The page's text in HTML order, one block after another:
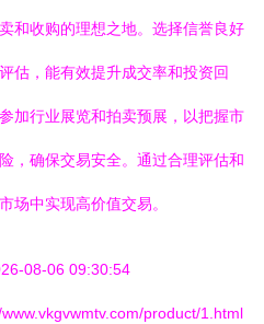
和收购的理想之地。选择信誉良好
估，能有效提升成交率和投资回
加行业展览和拍卖预展，以把握市
，确保交易安全。通过合理评估和
场中实现高价值交易。
08-06 09:30:54
product/1.html